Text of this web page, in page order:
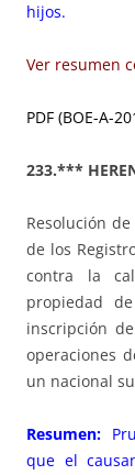
hijos.
Ver resumen
PDF (BOE-A-
233.***
Resolución
de los
contra la
propiedad
inscripción
operaciones
un nacional
Resumen:
que el